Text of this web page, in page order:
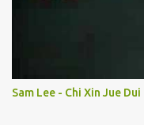
Sam Lee - Chi Xin Jue Dui